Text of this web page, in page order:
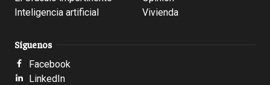
Inteligencia artificial
Vivienda
Síguenos
Facebook
LinkedIn